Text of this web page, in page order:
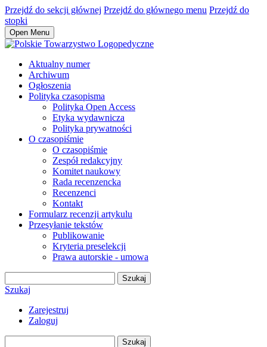
Przejdź do sekcji głównej Przejdź do głównego menu Przejdź do
stopki
Open Menu
Aktualny numer
Archiwum
Ogłoszenia
Polityka czasopisma
Polityka Open Access
Etyka wydawnicza
Polityka prywatności
O czasopiśmie
O czasopiśmie
Zespół redakcyjny
Komitet naukowy
Rada recenzencka
Recenzenci
Kontakt
Formularz recenzji artykulu
Przesyłanie tekstów
Publikowanie
Kryteria preselekcji
Prawa autorskie - umowa
Szukaj
Szukaj
Zarejestruj
Zaloguj
Szukaj